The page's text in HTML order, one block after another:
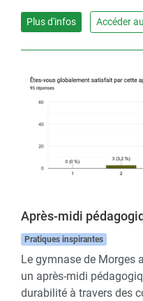
Plus d'infos Accéder
Après-midi
Pratiques inspirantes
Le gymnase de Morges
un après-midi
durabilité à travers des